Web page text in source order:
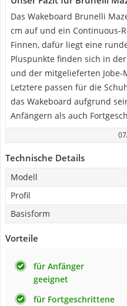
Das Wakeboard Brunelli
cm auf und ein Continuous-
Finnen, dafür liegt eine
Pluspunkte finden sich in
und der mitgelieferten Jobe-
Letztere passen für die
das Wakeboard aufgrund
Anfängern als auch
Technische Details
Modell
Profil
Basisform
Vorteile
für Anfänger
geeignet
für Fortgeschrittene